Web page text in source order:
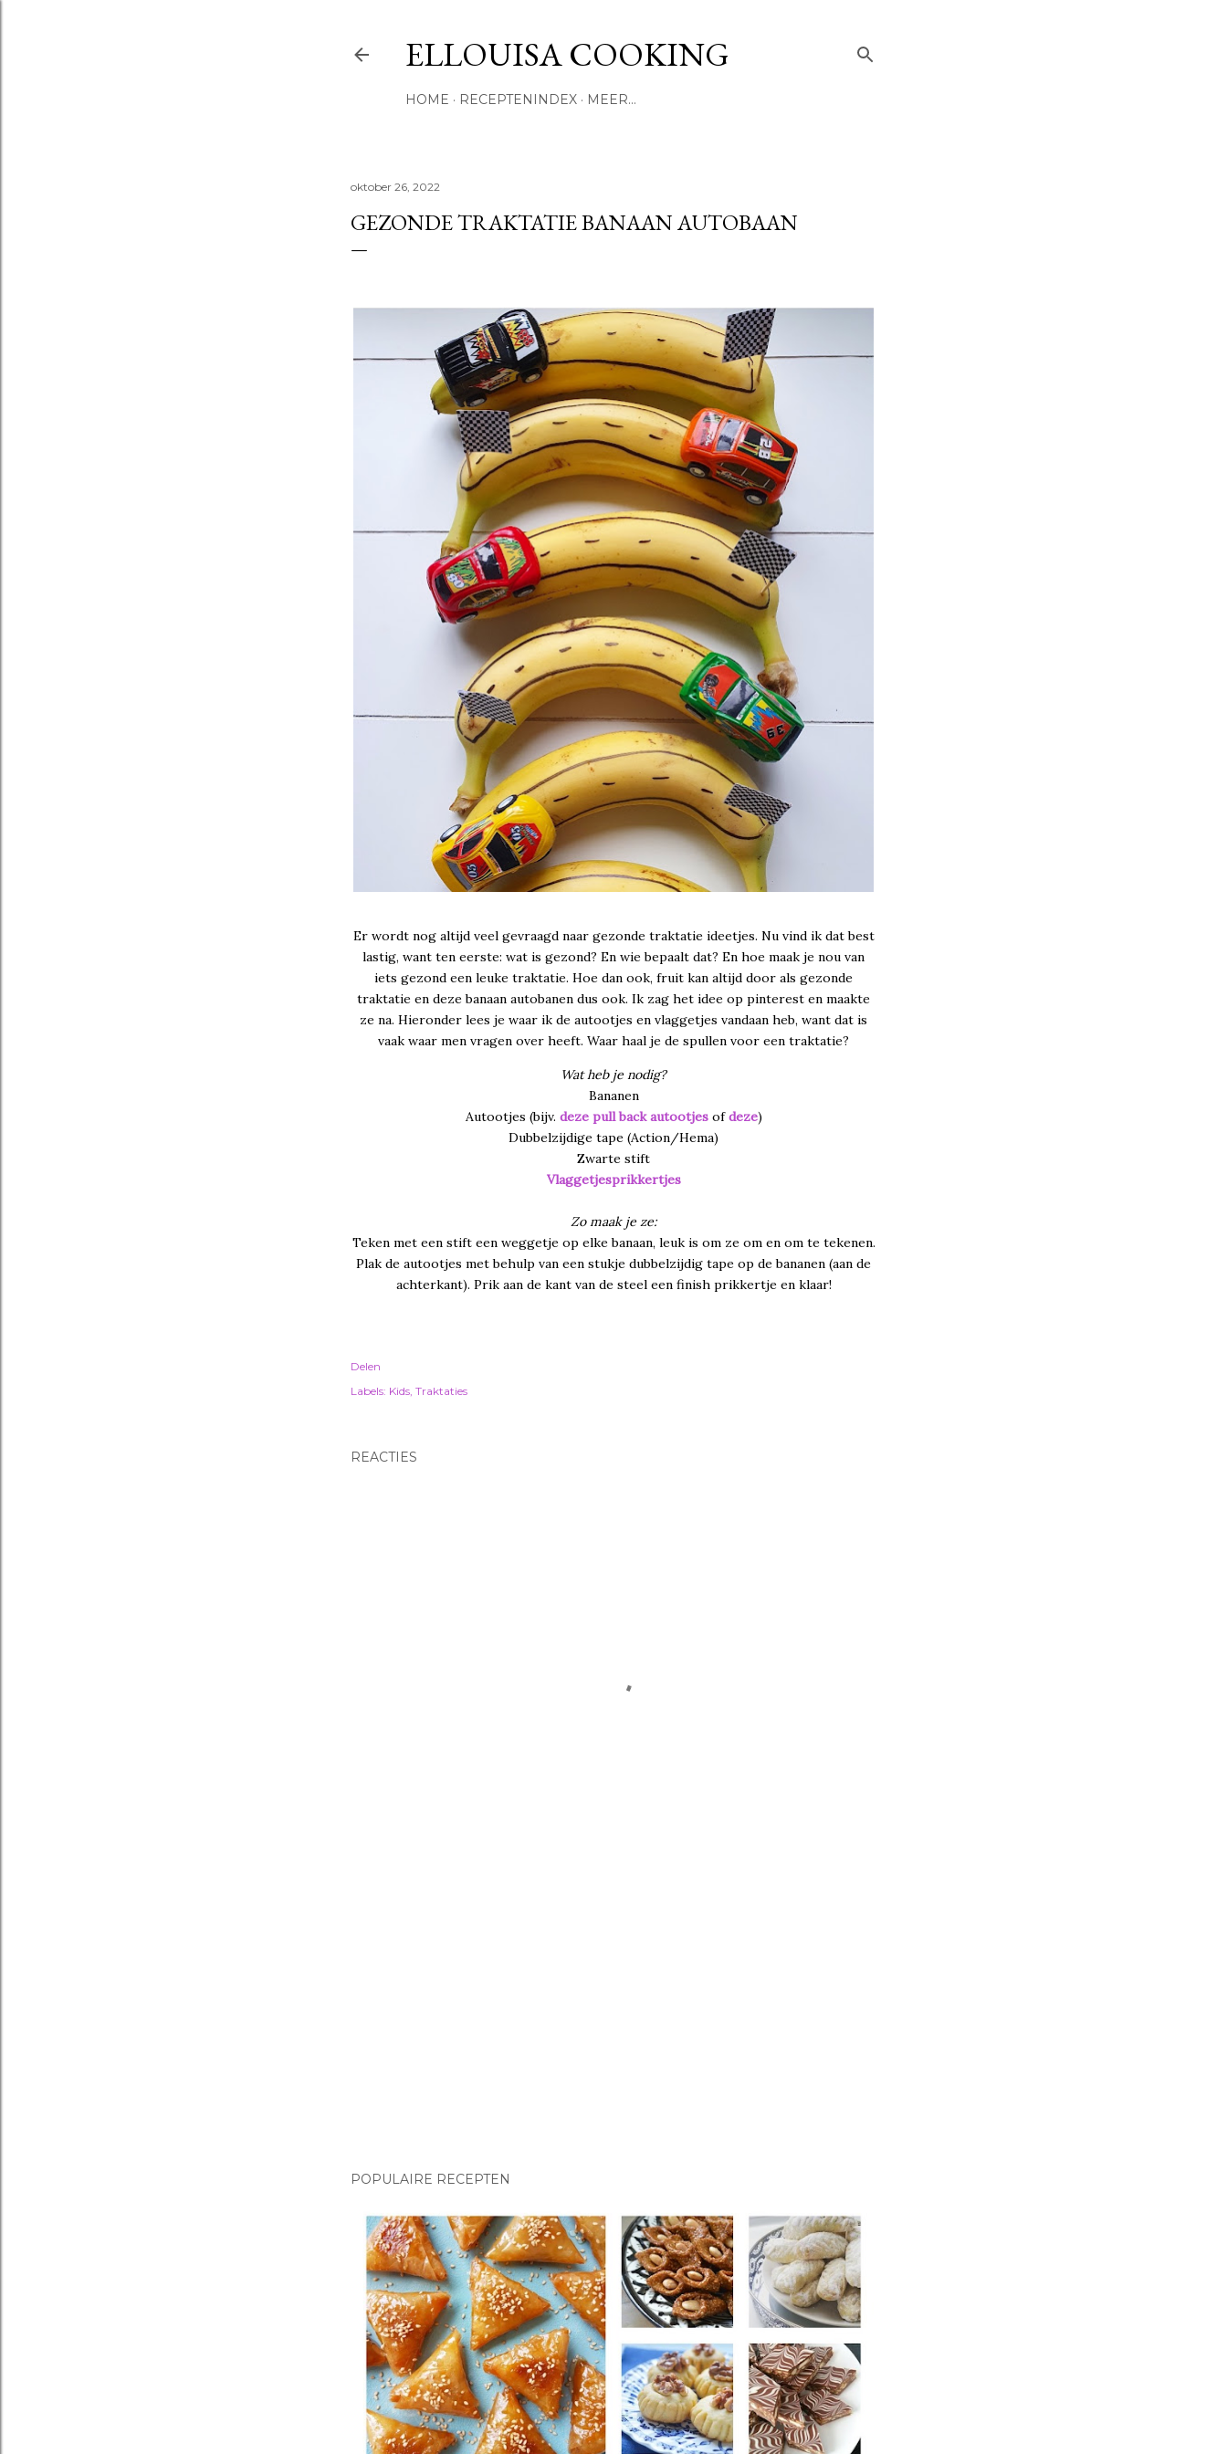
ELLOUISA COOKING
HOME RECEPTENINDEX MEER…
oktober 26, 2022
GEZONDE TRAKTATIE BANAAN AUTOBAAN
Er wordt nog altijd veel gevraagd naar gezonde traktatie ideetjes. Nu vind ik dat best
lastig, want ten eerste: wat is gezond? En wie bepaalt dat? En hoe maak je nou van
iets gezond een leuke traktatie. Hoe dan ook, fruit kan altijd door als gezonde
traktatie en deze banaan autobanen dus ook. Ik zag het idee op pinterest en maakte
ze na. Hieronder lees je waar ik de autootjes en vlaggetjes vandaan heb, want dat is
vaak waar men vragen over heeft. Waar haal je de spullen voor een traktatie?
Wat heb je nodig?
Bananen
Autootjes (bijv. deze pull back autootjes of deze)
Dubbelzijdige tape (Action/Hema)
Zwarte stift
Vlaggetjesprikkertjes
Zo maak je ze:
Teken met een stift een weggetje op elke banaan, leuk is om ze om en om te tekenen.
Plak de autootjes met behulp van een stukje dubbelzijdig tape op de bananen (aan de
achterkant). Prik aan de kant van de steel een finish prikkertje en klaar!
Delen
Labels: Kids Traktaties
REACTIES
POPULAIRE RECEPTEN